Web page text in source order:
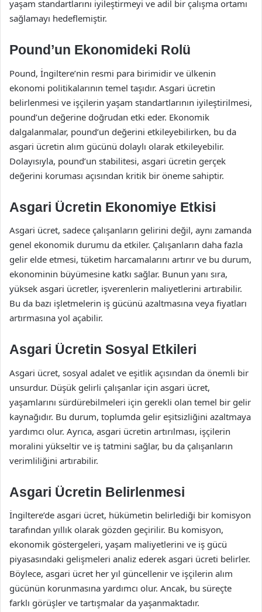
yaşam standartlarını iyileştirmeyi ve adil bir çalışma ortamı
sağlamayı hedeflemiştir.
Pound’un Ekonomideki Rolü
Pound, İngiltere’nin resmi para birimidir ve ülkenin
ekonomi politikalarının temel taşıdır. Asgari ücretin
belirlenmesi ve işçilerin yaşam standartlarının iyileştirilmesi,
pound’un değerine doğrudan etki eder. Ekonomik
dalgalanmalar, pound’un değerini etkileyebilirken, bu da
asgari ücretin alım gücünü dolaylı olarak etkileyebilir.
Dolayısıyla, pound’un stabilitesi, asgari ücretin gerçek
değerini koruması açısından kritik bir öneme sahiptir.
Asgari Ücretin Ekonomiye Etkisi
Asgari ücret, sadece çalışanların gelirini değil, aynı zamanda
genel ekonomik durumu da etkiler. Çalışanların daha fazla
gelir elde etmesi, tüketim harcamalarını artırır ve bu durum,
ekonominin büyümesine katkı sağlar. Bunun yanı sıra,
yüksek asgari ücretler, işverenlerin maliyetlerini artırabilir.
Bu da bazı işletmelerin iş gücünü azaltmasına veya fiyatları
artırmasına yol açabilir.
Asgari Ücretin Sosyal Etkileri
Asgari ücret, sosyal adalet ve eşitlik açısından da önemli bir
unsurdur. Düşük gelirli çalışanlar için asgari ücret,
yaşamlarını sürdürebilmeleri için gerekli olan temel bir gelir
kaynağıdır. Bu durum, toplumda gelir eşitsizliğini azaltmaya
yardımcı olur. Ayrıca, asgari ücretin artırılması, işçilerin
moralini yükseltir ve iş tatmini sağlar, bu da çalışanların
verimliliğini artırabilir.
Asgari Ücretin Belirlenmesi
İngiltere’de asgari ücret, hükümetin belirlediği bir komisyon
tarafından yıllık olarak gözden geçirilir. Bu komisyon,
ekonomik göstergeleri, yaşam maliyetlerini ve iş gücü
piyasasındaki gelişmeleri analiz ederek asgari ücreti belirler.
Böylece, asgari ücret her yıl güncellenir ve işçilerin alım
gücünün korunmasına yardımcı olur. Ancak, bu süreçte
farklı görüşler ve tartışmalar da yaşanmaktadır.